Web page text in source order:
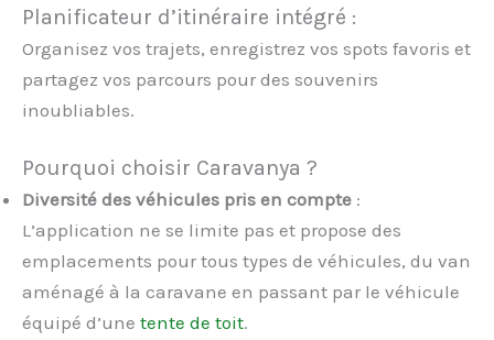
Planificateur d’itinéraire intégré :
Organisez vos trajets, enregistrez vos spots favoris et
partagez vos parcours pour des souvenirs
inoubliables.
Pourquoi choisir Caravanya ?
Diversité des véhicules pris en compte :
L’application ne se limite pas et propose des
emplacements pour tous types de véhicules, du van
aménagé à la caravane en passant par le véhicule
équipé d’une tente de toit.